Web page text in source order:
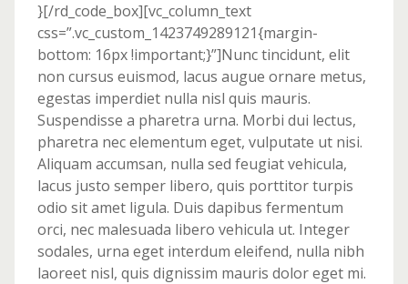
}[/rd_code_box][vc_column_text
css=”.vc_custom_1423749289121{margin-
bottom: 16px !important;}”]Nunc tincidunt, elit
non cursus euismod, lacus augue ornare metus,
egestas imperdiet nulla nisl quis mauris.
Suspendisse a pharetra urna. Morbi dui lectus,
pharetra nec elementum eget, vulputate ut nisi.
Aliquam accumsan, nulla sed feugiat vehicula,
lacus justo semper libero, quis porttitor turpis
odio sit amet ligula. Duis dapibus fermentum
orci, nec malesuada libero vehicula ut. Integer
sodales, urna eget interdum eleifend, nulla nibh
laoreet nisl, quis dignissim mauris dolor eget mi.